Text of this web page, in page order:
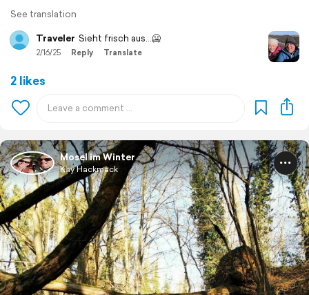
See translation
Traveler Sieht frisch aus…🥶
2/16/25 Reply Translate
2 likes
Mosel im Winter
Kay Hackmack